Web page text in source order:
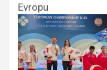
Evropu